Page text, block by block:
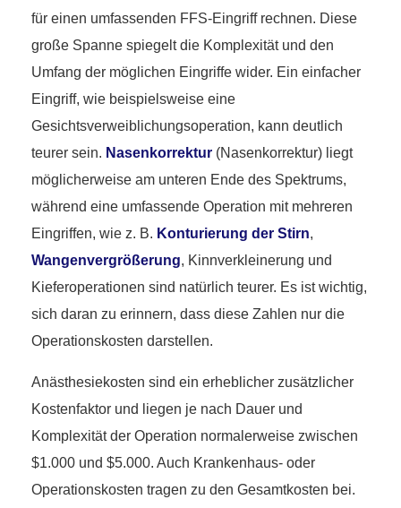
für einen umfassenden FFS-Eingriff rechnen. Diese
große Spanne spiegelt die Komplexität und den
Umfang der möglichen Eingriffe wider. Ein einfacher
Eingriff, wie beispielsweise eine
Gesichtsverweiblichungsoperation, kann deutlich
teurer sein. Nasenkorrektur (Nasenkorrektur) liegt
möglicherweise am unteren Ende des Spektrums,
während eine umfassende Operation mit mehreren
Eingriffen, wie z. B. Konturierung der Stirn,
Wangenvergrößerung, Kinnverkleinerung und
Kieferoperationen sind natürlich teurer. Es ist wichtig,
sich daran zu erinnern, dass diese Zahlen nur die
Operationskosten darstellen.
Anästhesiekosten sind ein erheblicher zusätzlicher
Kostenfaktor und liegen je nach Dauer und
Komplexität der Operation normalerweise zwischen
$1.000 und $5.000. Auch Krankenhaus- oder
Operationskosten tragen zu den Gesamtkosten bei.